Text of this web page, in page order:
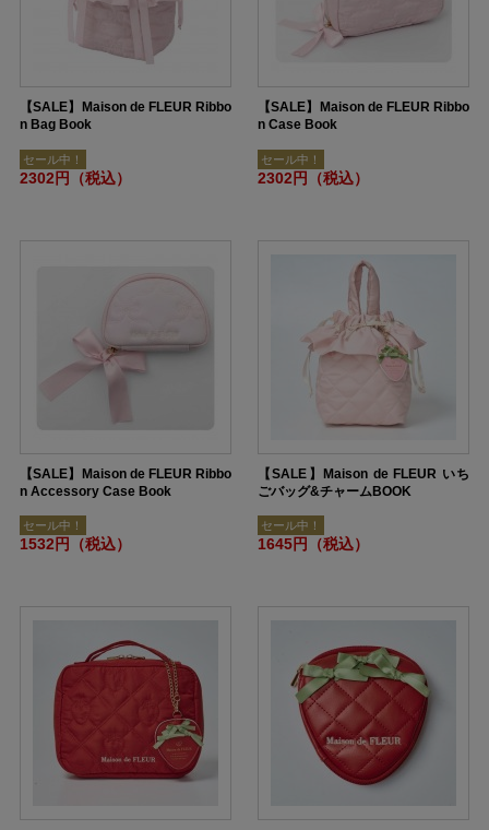
【SALE】Maison de FLEUR Ribbo
n Bag Book
セール中！
2302円（税込）
【SALE】Maison de FLEUR Ribbo
n Case Book
セール中！
2302円（税込）
【SALE】Maison de FLEUR Ribbo
n Accessory Case Book
セール中！
1532円（税込）
【SALE】Maison de FLEUR いち
ごバッグ&チャームBOOK
セール中！
1645円（税込）